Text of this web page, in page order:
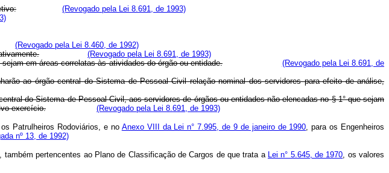
(Revogado pela Lei 8.691, de 1993)
(Revogado pela Lei 8.460, de 1992)
(Revogado pela Lei 8.691, de 1993)
em áreas correlatas às atividades do órgão ou entidade.
(Revogado pela Lei 8.691, de
ao órgão central do Sistema de Pessoal Civil relação nominal dos servidores para efeito de análise,
do Sistema de Pessoal Civil, aos servidores de órgãos ou entidades não elencadas no § 1° que sejam
exercício.
(Revogado pela Lei 8.691, de 1993)
Patrulheiros Rodoviários, e no Anexo VIII da Lei n° 7.995, de 9 de janeiro de 1990, para os Engenheiros
nº 13, de 1992)
pertencentes ao Plano de Classificação de Cargos de que trata a Lei n° 5.645, de 1970, os valores